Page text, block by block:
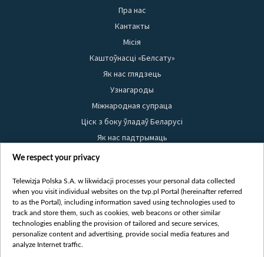
Пра нас
Кантакты
Місія
Каштоўнасці «Белсату»
Як нас глядзець
Узнагароды
Міжнародная супраца
Ціск з боку ўладаў Беларусі
Як нас падтрымаць
Правілы выкарыстання матэрыялаў
Бяспека
Youtube
Белсат news
Белсат Shorts
We respect your privacy
Telewizja Polska S.A. w likwidacji processes your personal data collected
when you visit individual websites on the tvp.pl Portal (hereinafter referred
to as the Portal), including information saved using technologies used to
track and store them, such as cookies, web beacons or other similar
technologies enabling the provision of tailored and secure services,
personalize content and advertising, provide social media features and
analyze Internet traffic.